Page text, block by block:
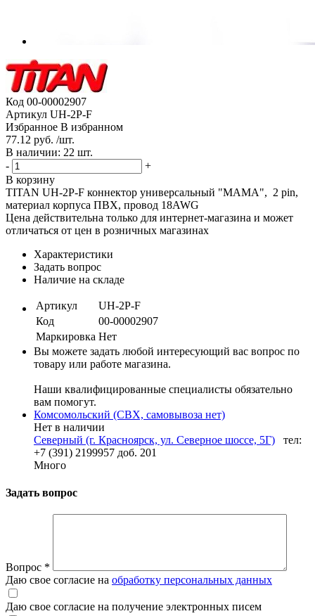
Код 00-00002907
Артикул UH-2P-F
Избранное В избранном
77.12 руб. /шт.
В наличии: 22 шт.
-
+
В корзину
TITAN UH-2P-F коннектор универсальный "МАМА", 2 pin,
материал корпуса ПВХ, провод 18AWG
Цена действительна только для интернет-магазина и может
отличаться от цен в розничных магазинах
Характеристики
Задать вопрос
Наличие на складе
Артикул
UH-2P-F
Код
00-00002907
Маркировка Нет
Вы можете задать любой интересующий вас вопрос по
товару или работе магазина.
Наши квалифицированные специалисты обязательно
вам помогут.
Комсомольский (СВХ, самовывоза нет)
Нет в наличии
Северный (г. Красноярск, ул. Северное шоссе, 5Г)
тел:
+7 (391) 2199957 доб. 201
Много
Задать вопрос
Вопрос *
Даю свое согласие на обработку персональных данных
Даю свое согласие на получение электронных писем